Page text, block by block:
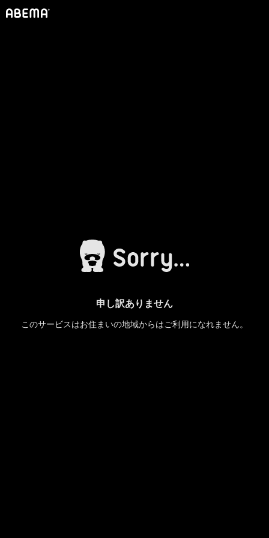
申し訳ありません
このサービスはお住まいの地域からはご利用になれません。